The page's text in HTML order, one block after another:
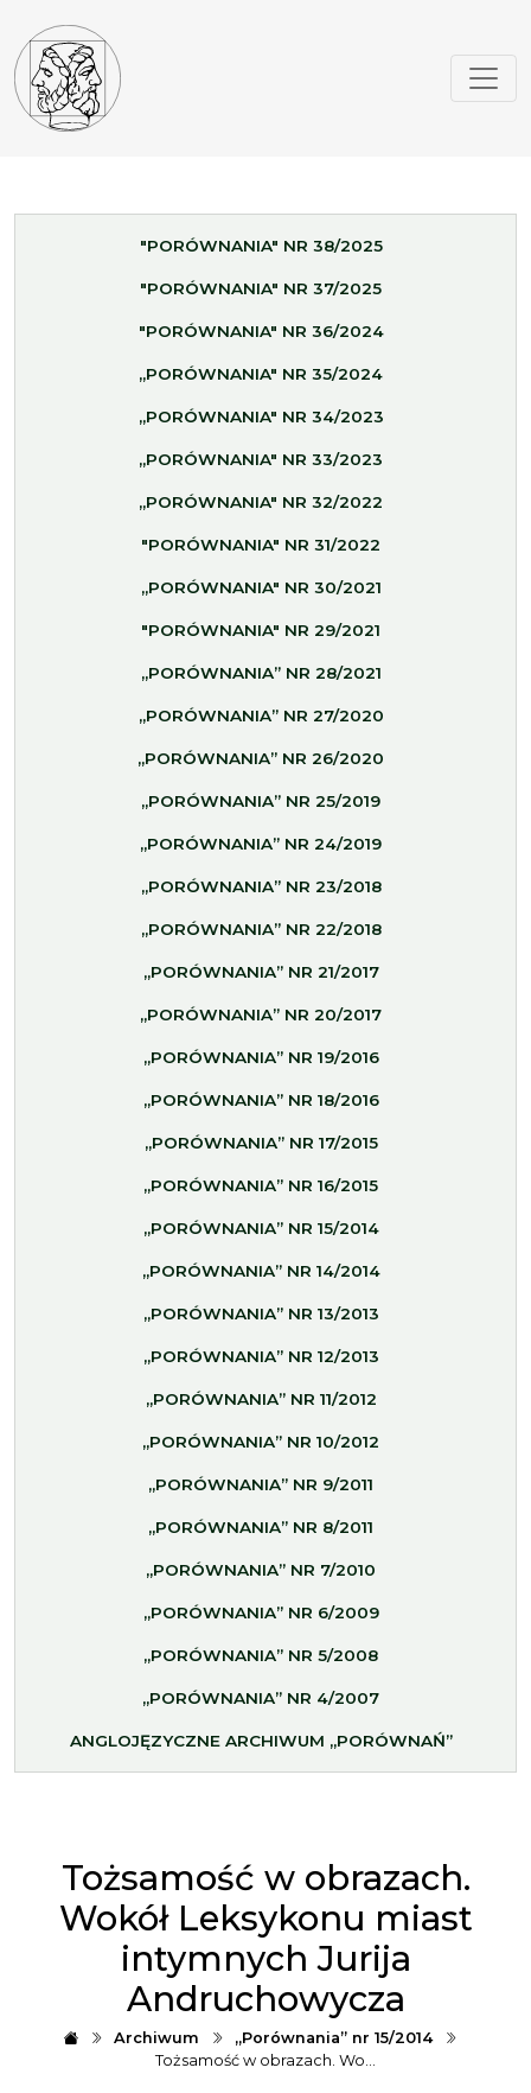
"PORÓWNANIA" NR 38/2025
"PORÓWNANIA" NR 37/2025
"PORÓWNANIA" NR 36/2024
„PORÓWNANIA" NR 35/2024
„PORÓWNANIA" NR 34/2023
„PORÓWNANIA" NR 33/2023
„PORÓWNANIA" NR 32/2022
"PORÓWNANIA" NR 31/2022
„PORÓWNANIA" NR 30/2021
"PORÓWNANIA" NR 29/2021
„PORÓWNANIA” NR 28/2021
„PORÓWNANIA” NR 27/2020
„PORÓWNANIA” NR 26/2020
„PORÓWNANIA” NR 25/2019
„PORÓWNANIA” NR 24/2019
„PORÓWNANIA” NR 23/2018
„PORÓWNANIA” NR 22/2018
„PORÓWNANIA” NR 21/2017
„PORÓWNANIA” NR 20/2017
„PORÓWNANIA” NR 19/2016
„PORÓWNANIA” NR 18/2016
„PORÓWNANIA” NR 17/2015
„PORÓWNANIA” NR 16/2015
„PORÓWNANIA” NR 15/2014
„PORÓWNANIA” NR 14/2014
„PORÓWNANIA” NR 13/2013
„PORÓWNANIA” NR 12/2013
„PORÓWNANIA” NR 11/2012
„PORÓWNANIA” NR 10/2012
„PORÓWNANIA” NR 9/2011
„PORÓWNANIA” NR 8/2011
„PORÓWNANIA” NR 7/2010
„PORÓWNANIA” NR 6/2009
„PORÓWNANIA” NR 5/2008
„PORÓWNANIA” NR 4/2007
ANGLOJĘZYCZNE ARCHIWUM „PORÓWNAŃ”
Tożsamość w obrazach.
Wokół Leksykonu miast
intymnych Jurija
Andruchowycza
Archiwum
„Porównania” nr 15/2014
Tożsamość w obrazach. Wo…